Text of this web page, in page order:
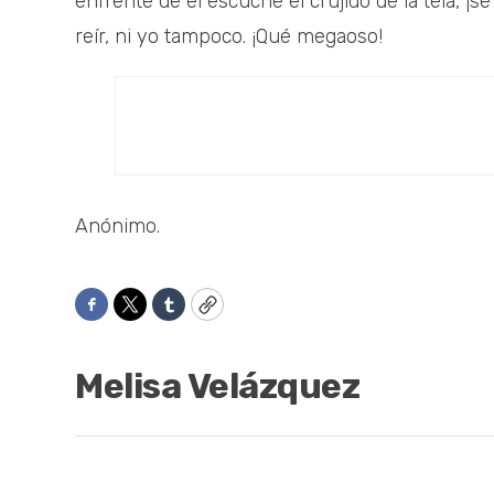
reír, ni yo tampoco. ¡Qué megaoso!
Anónimo.
Facebook
TwitterTumblrCopy
Melisa Velázquez